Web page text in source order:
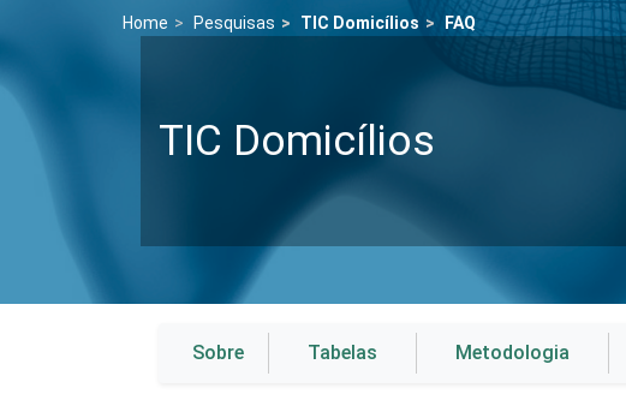
Home Pesquisas TIC Domicílios FAQ
TIC Domicílios
Sobre Tabelas Metodologia